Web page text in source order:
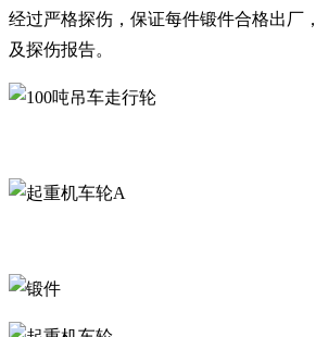
经过严格探伤，保证每件锻件合格出厂
及探伤报告。
A